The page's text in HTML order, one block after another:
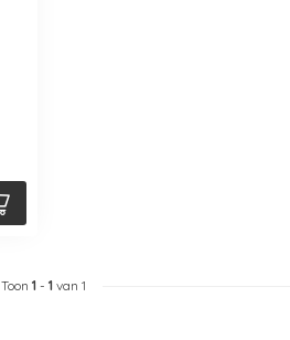
Toon 1- 1van 1